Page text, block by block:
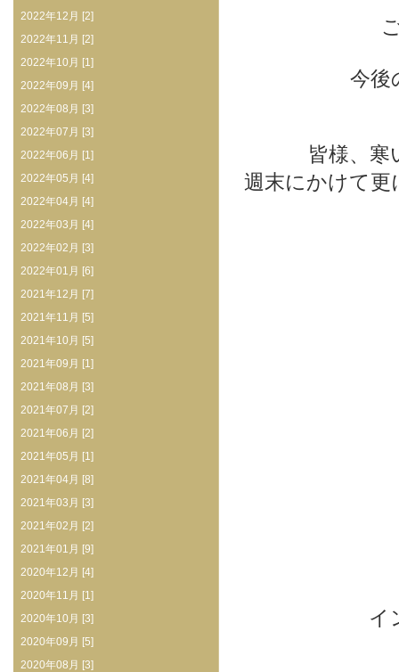
今後
皆様、
週末にかけて更
イ
2022年12月 [2]
2022年11月 [2]
2022年10月 [1]
2022年09月 [4]
2022年08月 [3]
2022年07月 [3]
2022年06月 [1]
2022年05月 [4]
2022年04月 [4]
2022年03月 [4]
2022年02月 [3]
2022年01月 [6]
2021年12月 [7]
2021年11月 [5]
2021年10月 [5]
2021年09月 [1]
2021年08月 [3]
2021年07月 [2]
2021年06月 [2]
2021年05月 [1]
2021年04月 [8]
2021年03月 [3]
2021年02月 [2]
2021年01月 [9]
2020年12月 [4]
2020年11月 [1]
2020年10月 [3]
2020年09月 [5]
2020年08月 [3]